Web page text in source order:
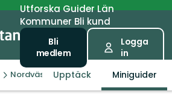
UtforskaGuiderLän
Kommuner Bli kund
Bli
medlem
Logga
in
Nordvästra etappen Åmål – Hammarö-
Upptäck Miniguider